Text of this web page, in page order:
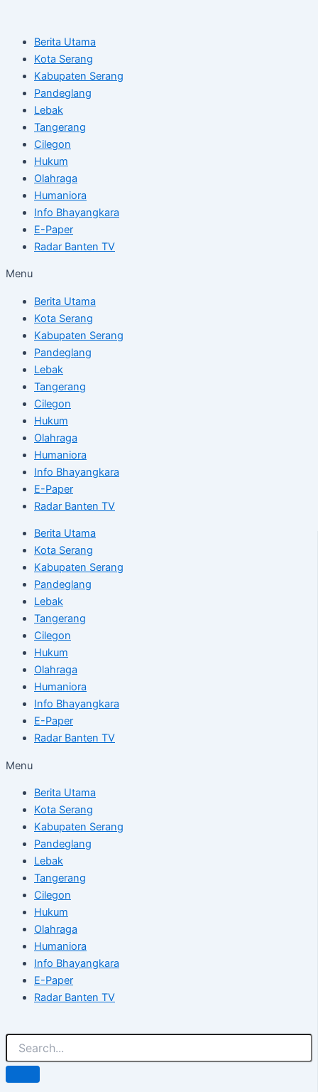
contentBerita Utama
Kota Serang
Kabupaten Serang
Pandeglang
Lebak
Tangerang
Cilegon
Hukum
Olahraga
Humaniora
Info Bhayangkara
E-Paper
Radar Banten TV
Menu
Berita Utama
Kota Serang
Kabupaten Serang
Pandeglang
Lebak
Tangerang
Cilegon
Hukum
Olahraga
Humaniora
Info Bhayangkara
E-Paper
Radar Banten TV
Berita Utama
Kota Serang
Kabupaten Serang
Pandeglang
Lebak
Tangerang
Cilegon
Hukum
Olahraga
Humaniora
Info Bhayangkara
E-Paper
Radar Banten TV
Menu
Berita Utama
Kota Serang
Kabupaten Serang
Pandeglang
Lebak
Tangerang
Cilegon
Hukum
Olahraga
Humaniora
Info Bhayangkara
E-Paper
Radar Banten TV